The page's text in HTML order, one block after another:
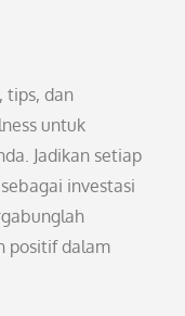
tips, dan
untuk
Jadikan setiap
investasi
positif dalam